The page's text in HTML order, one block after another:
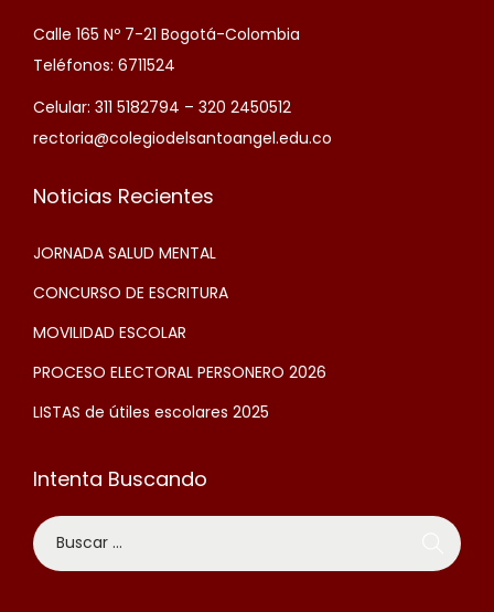
Calle 165 Nº 7-21 Bogotá-Colombia
Teléfonos: 6711524
Celular: 311 5182794 – 320 2450512
rectoria@colegiodelsantoangel.edu.co
Noticias Recientes
JORNADA SALUD MENTAL
CONCURSO DE ESCRITURA
MOVILIDAD ESCOLAR
PROCESO ELECTORAL PERSONERO 2026
LISTAS de útiles escolares 2025
Intenta Buscando